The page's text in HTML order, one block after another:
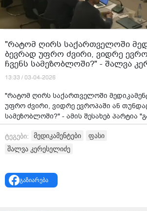
"რატომ ღირს საქართველოში
ბევრად უფრო ძვირი, ვიდრე
ჩვენს სამეზობლოში?" - შალვა
13:33 / 03-04-2026
"რატომ ღირს საქართველოში
უფრო ძვირი, ვიდრე ევროპაში ან
სამეზობლოში?" - ამის შესახებ პარტია
საქართველოსთვის" დეპუტატმა, შალვა
კითხვა სასურსათო პროდუქციის,
საწვავის ფასწარმოქმნის სტრუქტურის
ტეგები: მედიკამენტები
ფასი
შალვა კერესელიძე
გაზიარება